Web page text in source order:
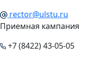
rector@ulstu.ru
Приемная кампания
+7 (8422) 43-05-05